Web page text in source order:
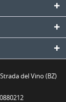
del Vino (BZ)